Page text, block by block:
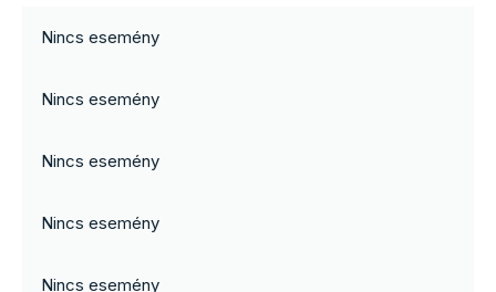
Nincs esemény
Nincs esemény
Nincs esemény
Nincs esemény
Nincs esemény